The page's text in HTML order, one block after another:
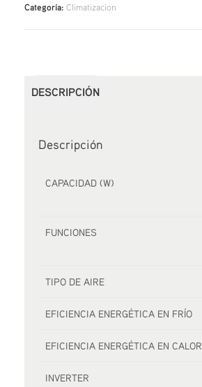
Categoría:Climatizacion
DESCRIPCIÓN
Descripción
CAPACIDAD (W)
FUNCIONES
TIPO DE AIRE
EFICIENCIA ENERGÉTICA EN FRÍO
EFICIENCIA ENERGÉTICA EN CALOR
INVERTER